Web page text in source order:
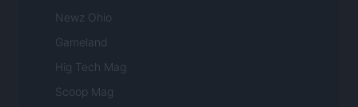
Newz Ohio
Gameland
Hig Tech Mag
Scoop Mag